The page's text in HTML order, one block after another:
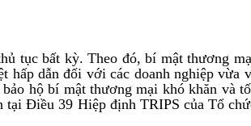
tục bất kỳ. Theo đó, bí mật thương
dẫn đối với các doanh nghiệp vừa
hộ bí mật thương mại khó khăn và
tại Điều 39 Hiệp định TRIPS của Tổ